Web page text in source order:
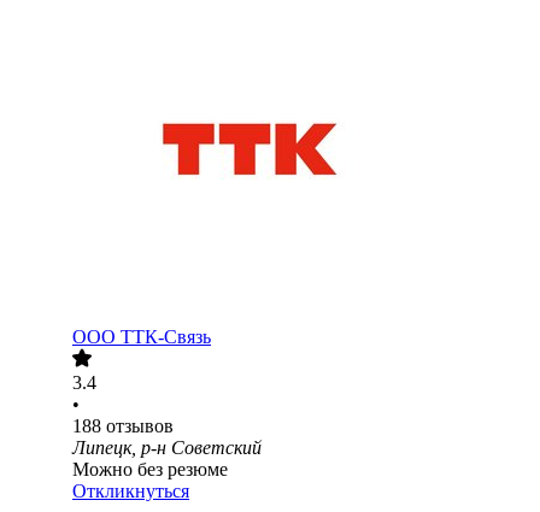
ООО ТТК-Связь
3.4
•
188 отзывов
Липецк, р-н Советский
Можно без резюме
Откликнуться